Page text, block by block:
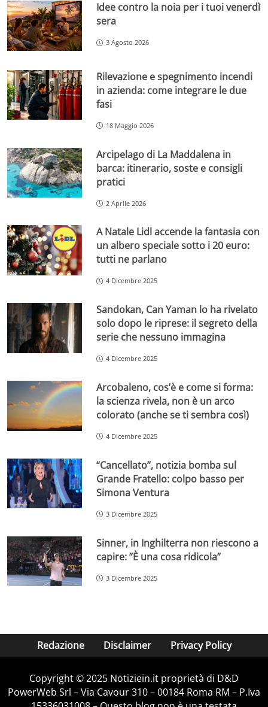
Idee contro la noia per i tuoi venerdì
sera
3 Agosto 2026
Rilevazione e spegnimento incendi
in azienda: come integrare le due
fasi
18 Maggio 2026
Arcipelago di La Maddalena in
barca: itinerario, soste e consigli
pratici
2 Aprile 2026
A Natale Lidl accende la fantasia con
un albero speciale sotto i 20 euro:
tutti ne parlano
4 Dicembre 2025
Sandokan, Can Yaman lo ha rivelato
solo dopo le riprese: il segreto della
serie che nessuno immagina
4 Dicembre 2025
Arcobaleno, cos’è e come si forma:
la scienza rivela, non è un arco
colorato (anche se ti sembra così)
4 Dicembre 2025
“Cancellato”, notizia bomba sul
Grande Fratello: colpo basso per
Simona Ventura
3 Dicembre 2025
Sinner, in Inghilterra non riescono a
capire: ”È una cosa ridicola”
3 Dicembre 2025
Redazione Disclaimer Privacy Policy
Copyright © 2025 Notiziein.it proprietà di D&D
PowerWeb Srl – Via Cavour 310 – 00184 Roma RM – P.Iva